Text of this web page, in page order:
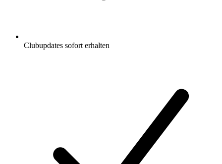
Clubupdates sofort erhalten